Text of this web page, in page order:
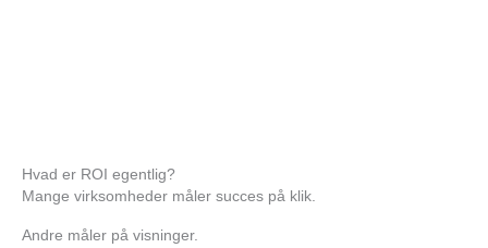
Hvad er ROI egentlig?
Mange virksomheder måler succes på klik.
Andre måler på visninger.